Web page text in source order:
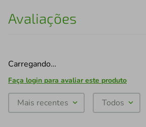
Avaliações
Carregando…
Faça login para avaliar este produto
Mais recentes Todos